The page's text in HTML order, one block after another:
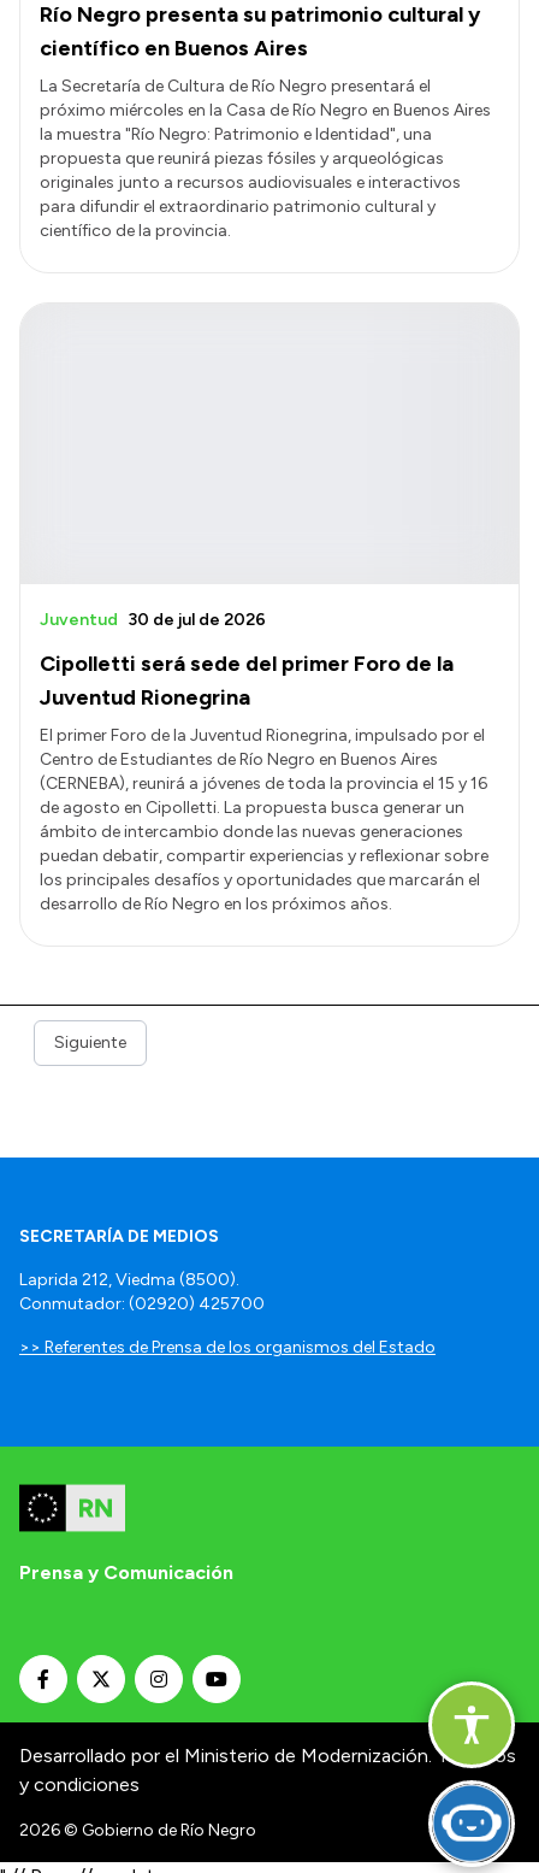
Río Negro presenta su patrimonio cultural y
científico en Buenos Aires
La Secretaría de Cultura de Río Negro presentará el
próximo miércoles en la Casa de Río Negro en Buenos Aires
la muestra "Río Negro: Patrimonio e Identidad", una
propuesta que reunirá piezas fósiles y arqueológicas
originales junto a recursos audiovisuales e interactivos
para difundir el extraordinario patrimonio cultural y
científico de la provincia.
Cipolletti será sede del primer Foro de la
Juventud Rionegrina
Juventud 30 de jul de 2026
El primer Foro de la Juventud Rionegrina, impulsado por el
Centro de Estudiantes de Río Negro en Buenos Aires
(CERNEBA), reunirá a jóvenes de toda la provincia el 15 y 16
de agosto en Cipolletti. La propuesta busca generar un
ámbito de intercambio donde las nuevas generaciones
puedan debatir, compartir experiencias y reflexionar sobre
los principales desafíos y oportunidades que marcarán el
desarrollo de Río Negro en los próximos años.
Siguiente
SECRETARÍA DE MEDIOS
Laprida 212, Viedma (8500).
Conmutador: (02920) 425700
>> Referentes de Prensa de los organismos del Estado
Prensa y Comunicación
Desarrollado por el Ministerio de Modernización. Términos
y condiciones
2026© Gobierno de Río Negro